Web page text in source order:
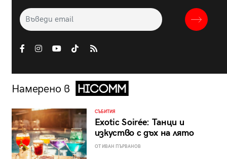
Намерено в
СЪБИТИЯ
Exotic Soirée: Танци и
изкуство с дъх на лято
ОТ ИВАН ПЪРВАНОВ